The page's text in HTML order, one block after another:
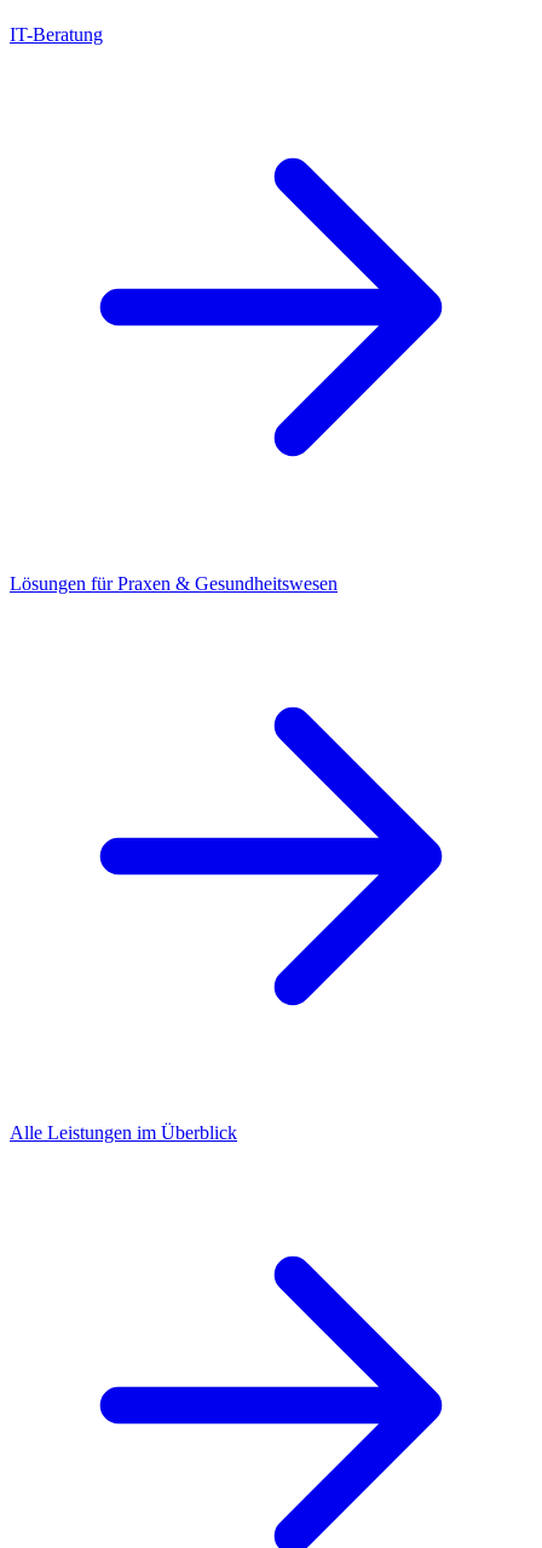
IT-Beratung
Lösungen für Praxen & Gesundheitswesen
Alle Leistungen im Überblick